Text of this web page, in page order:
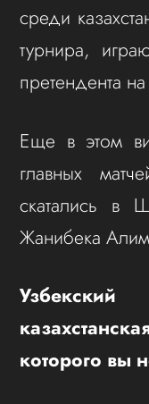
среди
турнира,
претендента
Еще в этом
главных
скатались в
Жанибека
которого вы